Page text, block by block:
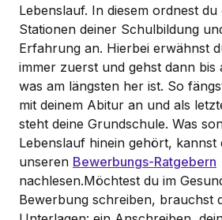
Lebenslauf. In diesem ordnest
Stationen deiner Schulbildung
Erfahrung an. Hierbei erwähnst
immer zuerst und gehst dann bis
was am längsten her ist. So
mit deinem Abitur an und als
steht deine Grundschule. Was
Lebenslauf hinein gehört, kannst
unseren Bewerbungs-Ratgebern
nachlesen.Möchtest du im
Bewerbung schreiben, brauchst